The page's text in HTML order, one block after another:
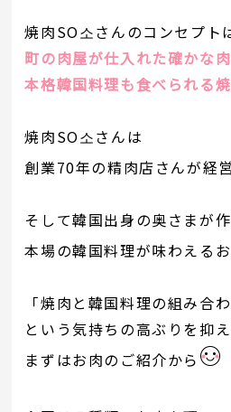
焼肉SO소さんのコンセプト
町の肉屋が仕入れた確かな
本格韓国料理も食べられる
焼肉SO소さんは
創業70年の精肉店さんが経
そして韓国出身の奥さまが作
本場の韓国料理が味わえる
「焼肉と韓国料理の組み合
という気持ちの高ぶりを抑
まずはお肉のご紹介から